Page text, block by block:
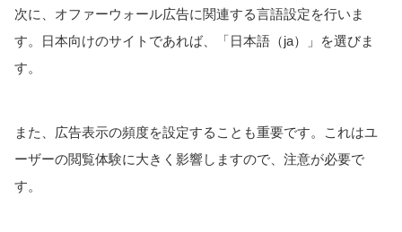
次に、オファーウォール広告に関連する言語設定を行いま
す。日本向けのサイトであれば、「日本語（ja）」を選びま
す。
また、広告表示の頻度を設定することも重要です。これはユ
ーザーの閲覧体験に大きく影響しますので、注意が必要で
す。